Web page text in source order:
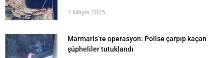
7 Mayıs 2025
Marmaris’te operasyon: Polise çarpıp kaçan
şüpheliler tutuklandı